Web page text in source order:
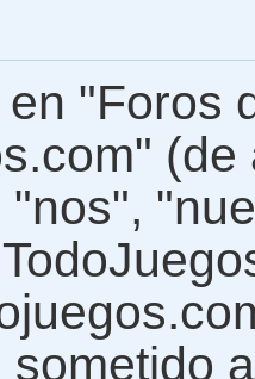
"Foros
sometido